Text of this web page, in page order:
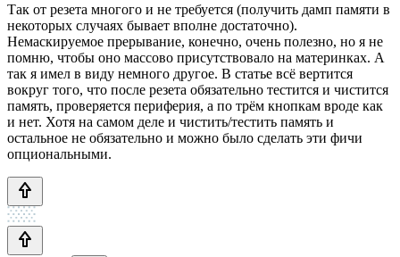
Так от резета многого и не требуется (получить дамп памяти в
некоторых случаях бывает вполне достаточно).
Немаскируемое прерывание, конечно, очень полезно, но я не
помню, чтобы оно массово присутствовало на материнках. А
так я имел в виду немного другое. В статье всё вертится
вокруг того, что после резета обязательно тестится и чистится
память, проверяется периферия, а по трём кнопкам вроде как
и нет. Хотя на самом деле и чистить/тестить память и
остальное не обязательно и можно было сделать эти фичи
опциональными.